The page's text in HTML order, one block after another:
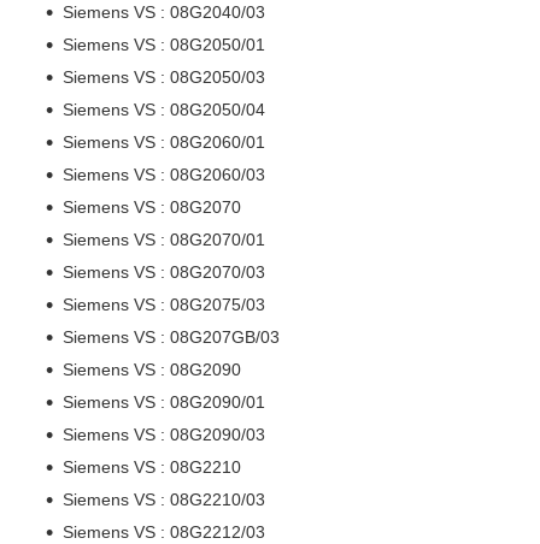
Siemens VS : 08G2040/03
Siemens VS : 08G2050/01
Siemens VS : 08G2050/03
Siemens VS : 08G2050/04
Siemens VS : 08G2060/01
Siemens VS : 08G2060/03
Siemens VS : 08G2070
Siemens VS : 08G2070/01
Siemens VS : 08G2070/03
Siemens VS : 08G2075/03
Siemens VS : 08G207GB/03
Siemens VS : 08G2090
Siemens VS : 08G2090/01
Siemens VS : 08G2090/03
Siemens VS : 08G2210
Siemens VS : 08G2210/03
Siemens VS : 08G2212/03